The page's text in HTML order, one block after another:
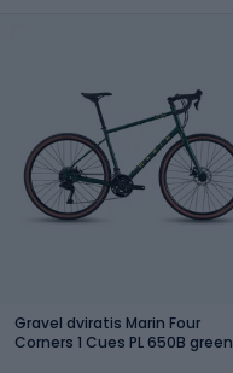
Gravel dviratis Marin Four
Corners 1 Cues PL 650B green